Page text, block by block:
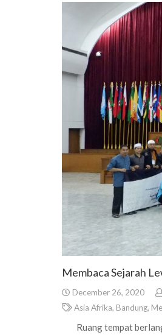
Membaca Sejarah
December 26, 2020
Asia Afrika, Bandung,
Ruang tempat